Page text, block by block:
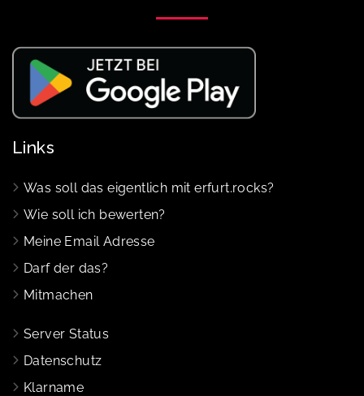
Links
Was soll das eigentlich mit erfurt.rocks?
Wie soll ich bewerten?
Meine Email Adresse
Darf der das?
Mitmachen
Server Status
Datenschutz
Klarname